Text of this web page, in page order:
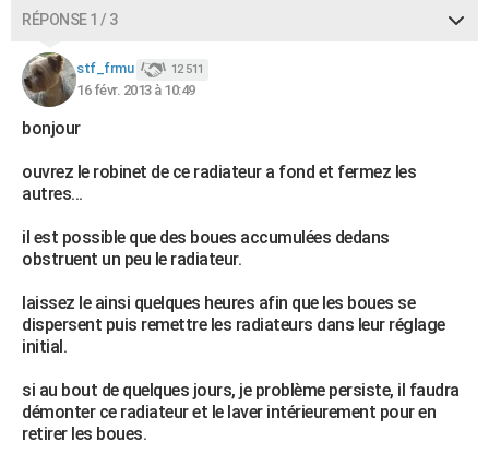
COPAINS D'AVANT
S'inscrire
Se connecter
Lycées
Collèges
Primaires
Universités
Entreprises
Service militaire
Avis de recherche
AVIS DE DÉCÈS
FORUM
RÉPONSE 1 / 3
stf_frmu 12 511
16 févr. 2013 à 10:49
bonjour
ouvrez le robinet de ce radiateur a fond et fermez les
autres...
il est possible que des boues accumulées dedans
obstruent un peu le radiateur.
laissez le ainsi quelques heures afin que les boues se
dispersent puis remettre les radiateurs dans leur réglage
initial.
si au bout de quelques jours, je problème persiste, il faudra
démonter ce radiateur et le laver intérieurement pour en
retirer les boues.